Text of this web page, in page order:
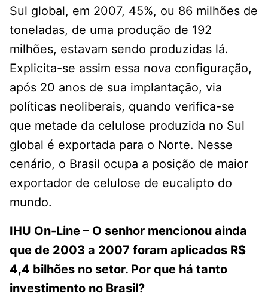
Sul global, em 2007, 45%, ou 86 milhões de
toneladas, de uma produção de 192
milhões, estavam sendo produzidas lá.
Explicita-se assim essa nova configuração,
após 20 anos de sua implantação, via
políticas neoliberais, quando verifica-se
que metade da celulose produzida no Sul
global é exportada para o Norte. Nesse
cenário, o Brasil ocupa a posição de maior
exportador de celulose de eucalipto do
mundo.
IHU On-Line – O senhor mencionou ainda
que de 2003 a 2007 foram aplicados R$
4,4 bilhões no setor. Por que há tanto
investimento no Brasil?